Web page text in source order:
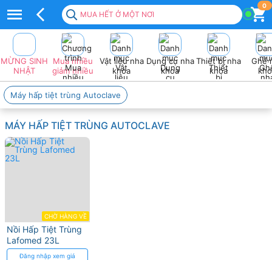
MUA HẾT Ở MỘT NƠI
0
Top
50+
sản
Phẩm
LAFORMED
Xịn
sò
2026
đầy
đủ
MỪNG SINH
NHẬT
Mua nhiều
giảm nhiều
Vật liệu nha
khoa
Dụng cụ nha
khoa
Thiết bị nha
khoa
Ghế
Máy hấp tiệt trùng Autoclave
MÁY HẤP TIỆT TRÙNG AUTOCLAVE
CHỜ HÀNG VỀ
Nồi Hấp Tiệt Trùng
Lafomed 23L
Đăng nhập xem giá